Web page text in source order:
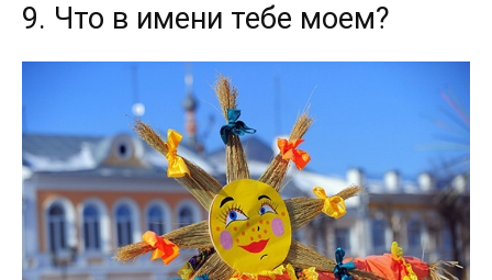
9. Что в имени тебе моем?